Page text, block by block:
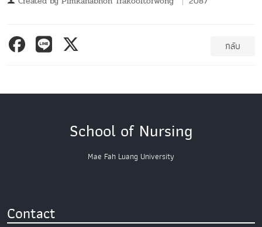
กลับ
School of Nursing
Mae Fah Luang University
Contact